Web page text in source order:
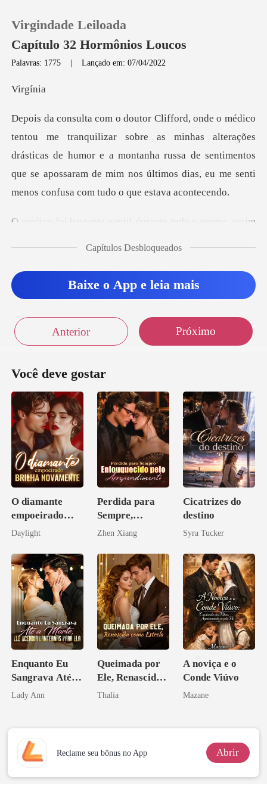
Loja
Histórico
Sair
Virgindade Leiloada
Capítulo 32 Hormônios Loucos
Palavras: 1775 |Lançado em: 07/04/2022
gín
minhas alterações
drásticas de humor e a montanha russa de sentimentos
que se apossara
til durante todo o tempo,
Capítulos Desbloqueados
Baixe o App e leia mais
Anterior Próximo
Você deve gostar
O diamante
empoeirado
brilha
Daylight
Perdida para
Sempre,
Enlouquecido
Arrependiment
o
Zhen Xiang
Cicatrizes do
destino
Syra Tucker
Enquanto Eu
Sangrava Até a
Morte, Ele
Ela
Lady Ann
Queimada por
Ele, Renascida
como Estrela
Thalia
A noviça e o
Conde Viúvo
Mazane
Reclame seu bônus no App Abrir